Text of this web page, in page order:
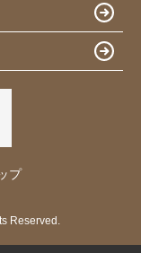
プ
Reserved.